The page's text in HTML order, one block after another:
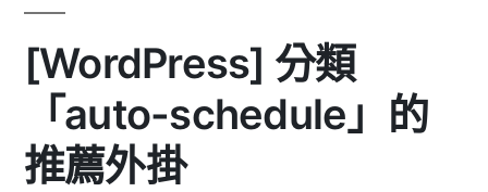
[WordPress] 分類
「auto-schedule」的
推薦外掛